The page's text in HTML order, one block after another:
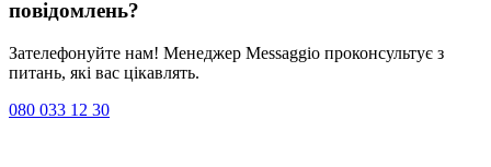
повідомлень?
Зателефонуйте нам! Менеджер Messaggio проконсультує з
питань, які вас цікавлять.
080 033 12 30